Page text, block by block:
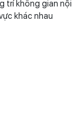
trí không gian nội
khác nhau